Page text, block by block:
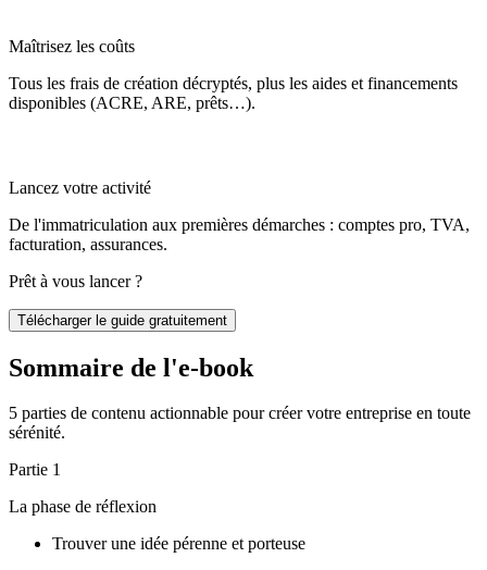
Maîtrisez les coûts
Tous les frais de création décryptés, plus les aides et financements
disponibles (ACRE, ARE, prêts…).
Lancez votre activité
De l'immatriculation aux premières démarches : comptes pro, TVA,
facturation, assurances.
Prêt à vous lancer ?
Télécharger le guide gratuitement
Sommaire de l'e-book
5 parties de contenu actionnable pour créer votre entreprise en toute
sérénité.
Partie 1
La phase de réflexion
Trouver une idée pérenne et porteuse